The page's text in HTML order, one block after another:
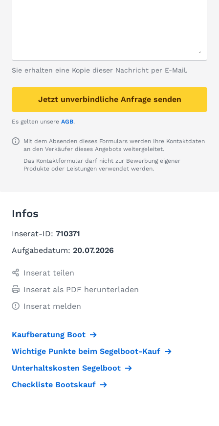
Sie erhalten eine Kopie dieser Nachricht per E-Mail.
Jetzt unverbindliche Anfrage senden
Es gelten unsere AGB.
Mit dem Absenden dieses Formulars werden Ihre Kontaktdaten
an den Verkäufer dieses Angebots weitergeleitet.
Das Kontaktformular darf nicht zur Bewerbung eigener
Produkte oder Leistungen verwendet werden.
Infos
Inserat-ID: 710371
Aufgabedatum: 20.07.2026
Inserat teilen
Inserat als PDF herunterladen
Inserat melden
Kaufberatung Boot
Wichtige Punkte beim Segelboot-Kauf
Unterhaltskosten Segelboot
Checkliste Bootskauf